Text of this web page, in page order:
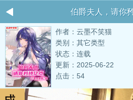
伯爵夫人，请你
作者：云墨不笑猫
类别：其它类型
状态：连载
更新：2025-06-22
点击：54